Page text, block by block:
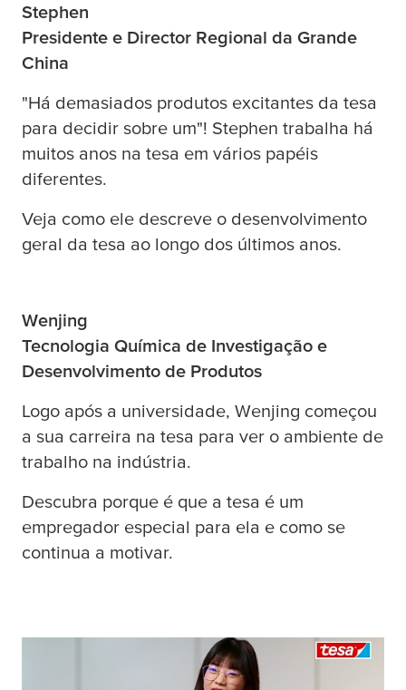
Stephen
Presidente e Director Regional da Grande
China
"Há demasiados produtos excitantes da tesa
para decidir sobre um"! Stephen trabalha há
muitos anos na tesa em vários papéis
diferentes.
Veja como ele descreve o desenvolvimento
geral da tesa ao longo dos últimos anos.
Wenjing
Tecnologia Química de Investigação e
Desenvolvimento de Produtos
Logo após a universidade, Wenjing começou
a sua carreira na tesa para ver o ambiente de
trabalho na indústria.
Descubra porque é que a tesa é um
empregador especial para ela e como se
continua a motivar.